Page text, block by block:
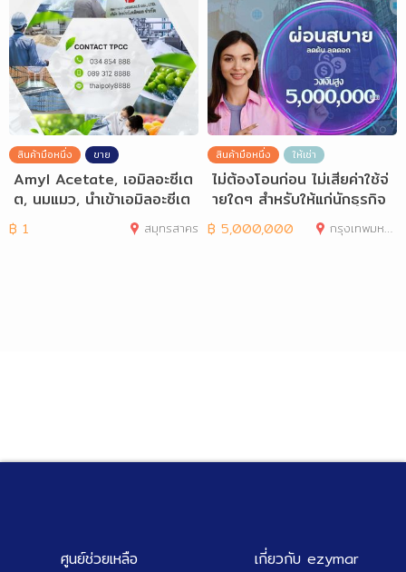
สินค้ามือหนึ่ง ขาย
Amyl Acetate, เอมิลอะซีเต
ต, นมแมว, นำเข้าเอมิลอะซีเต
ต, จำหน่
฿ 1 สมุทรสาคร
สินค้ามือหนึ่ง ให้เช่า
ไม่ต้องโอนก่อน ไม่เสียค่าใช้จ่
ายใดๆ สำหรับให้แก่นักธุรกิจ
และ
฿ 5,000,000 กรุงเทพมหานคร
ศูนย์ช่วยเหลือ เกี่ยวกับ ezymar